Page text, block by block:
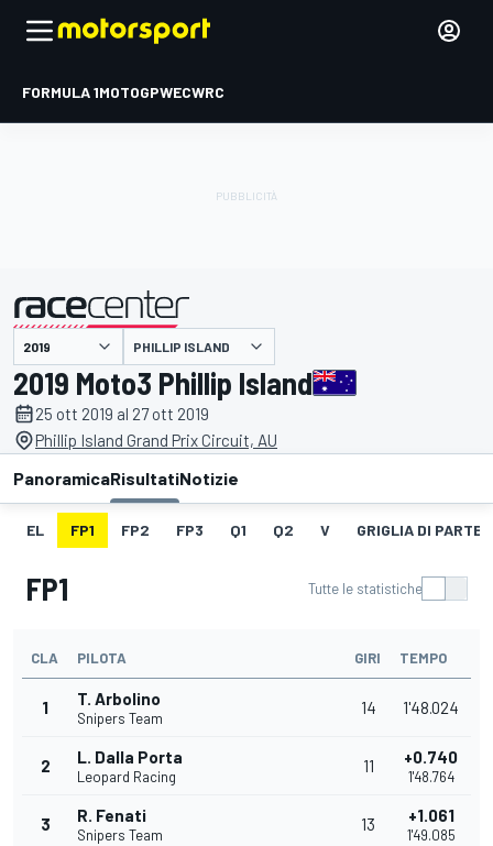
FORMULA 1MOTOGPWECWRC
presentato da PHILLIP ISLAND
2019 Moto3 Phillip Island
25 ott 2019 al 27 ott 2019
Phillip Island Grand Prix Circuit, AU
PanoramicaRisultatiNotizie
EL FP1 FP2 FP3 Q1 Q2 V GRIGLIA DI
FP1 Tutte le statistiche
CLA PILOTA GIRI TEMPO
1 T. Arbolino
Snipers Team
14 1'48.024
2 L. Dalla Porta
Leopard Racing
11 +0.740
1'48.764
3 R. Fenati
Snipers Team
13 +1.061
1'49.085